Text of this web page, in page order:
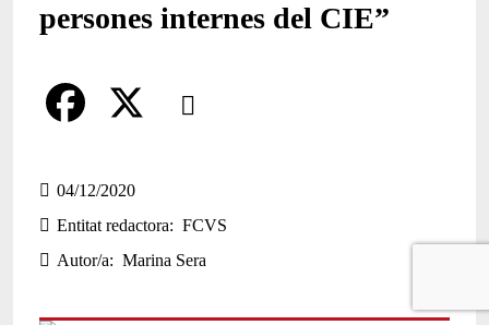
persones internes del CIE”
Comparteix
a
c
e
04/12/2020
Entitat redactora
FCVS
Autor/a
Marina Sera